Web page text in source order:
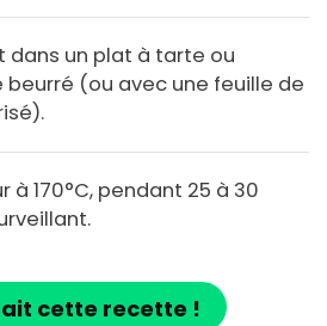
dans un plat à tarte ou
(ou avec une feuille de
à 170°C, pendant 25 à 30
cette recette !